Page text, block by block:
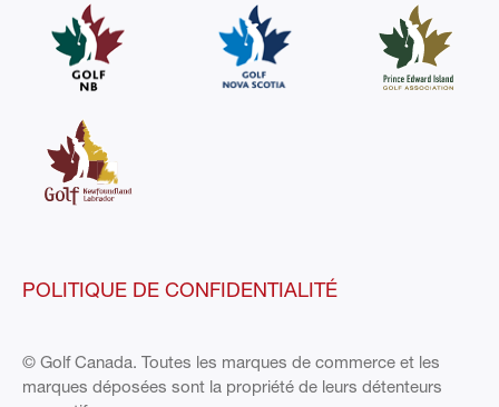
POLITIQUE DE CONFIDENTIALITÉ
© Golf Canada. Toutes les marques de commerce et les
marques déposées sont la propriété de leurs détenteurs